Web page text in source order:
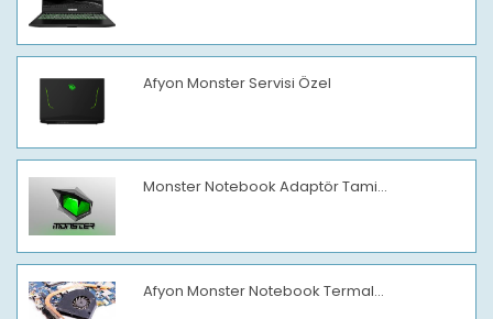
Afyon Monster Servisi Özel
Monster Notebook Adaptör Tami...
Afyon Monster Notebook Termal...